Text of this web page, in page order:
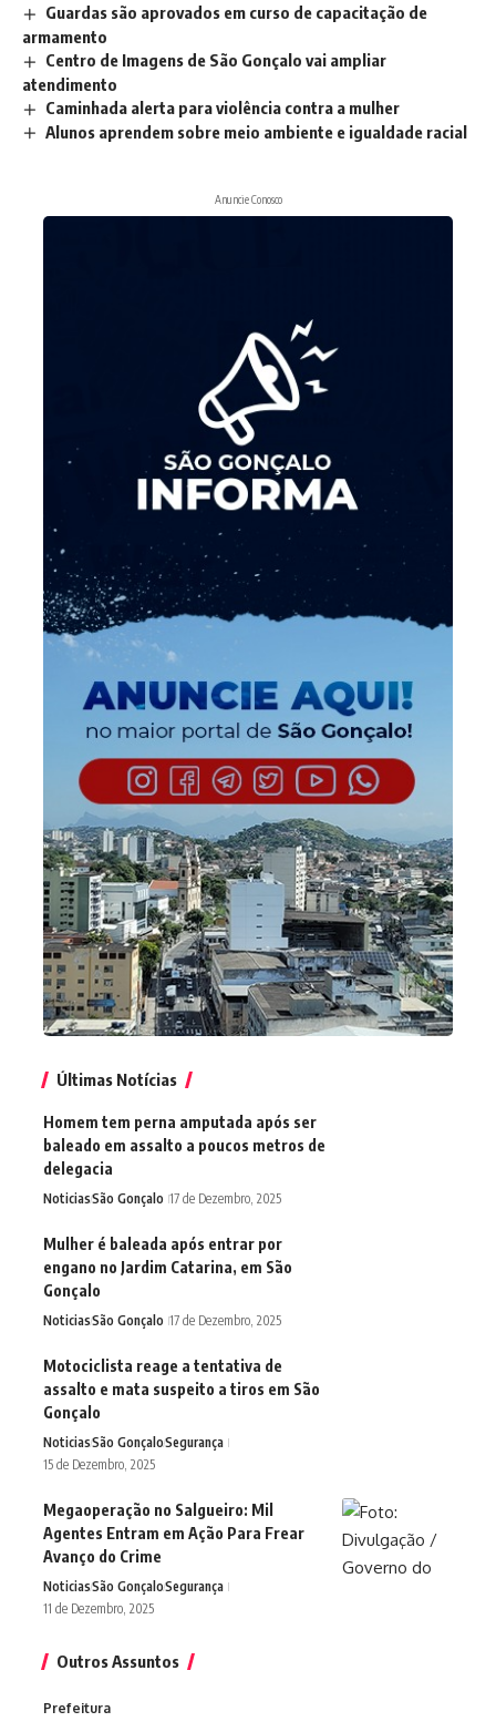
Guardas são aprovados em curso de capacitação de
armamento
Centro de Imagens de São Gonçalo vai ampliar
atendimento
Caminhada alerta para violência contra a mulher
Alunos aprendem sobre meio ambiente e igualdade racial
Anuncie Conosco
Últimas Notícias
Homem tem perna amputada após ser
baleado em assalto a poucos metros de
delegacia
NoticiasSão Gonçalo 17 de Dezembro, 2025
Mulher é baleada após entrar por
engano no Jardim Catarina, em São
Gonçalo
NoticiasSão Gonçalo 17 de Dezembro, 2025
Motociclista reage a tentativa de
assalto e mata suspeito a tiros em São
Gonçalo
NoticiasSão GonçaloSegurança
15 de Dezembro, 2025
Megaoperação no Salgueiro: Mil
Agentes Entram em Ação Para Frear
Avanço do Crime
NoticiasSão GonçaloSegurança
11 de Dezembro, 2025
Outros Assuntos
Prefeitura